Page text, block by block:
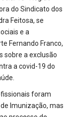
do Sindicato dos
Feitosa, se
e a
Fernando Franco,
sobre a exclusão
a covid-19 do
foram
Imunização, mas